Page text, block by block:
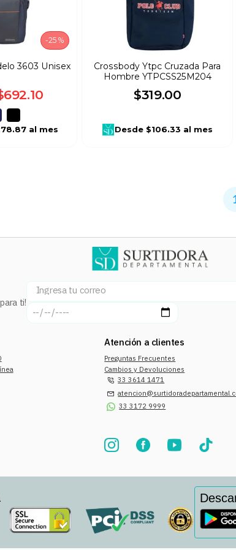
-25 %
3603 Unisex
692.10
al mes
Crossbody Ytpc Cruzada Para
Hombre YTPCSS25M204
$319.00
Desde $106.33 al mes
ti!
Atención a clientes
Preguntas Frecuentes
Cambios y Devoluciones
33 3614 1471
33 3172 9999